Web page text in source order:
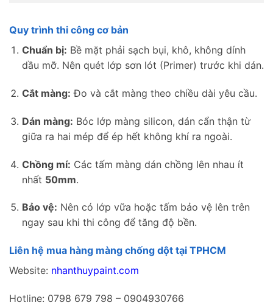
Quy trình thi công cơ bản
Chuẩn bị: Bề mặt phải sạch bụi, khô, không dính
dầu mỡ. Nên quét lớp sơn lót (Primer) trước khi dán.
Cắt màng: Đo và cắt màng theo chiều dài yêu cầu.
Dán màng: Bóc lớp màng silicon, dán cẩn thận từ
giữa ra hai mép để ép hết không khí ra ngoài.
Chồng mí: Các tấm màng dán chồng lên nhau ít
nhất 50mm.
Bảo vệ: Nên có lớp vữa hoặc tấm bảo vệ lên trên
ngay sau khi thi công để tăng độ bền.
Liên hệ mua hàng màng chống dột tại TPHCM
Website: nhanthuypaint.com
Hotline: 0798 679 798 – 0904930766